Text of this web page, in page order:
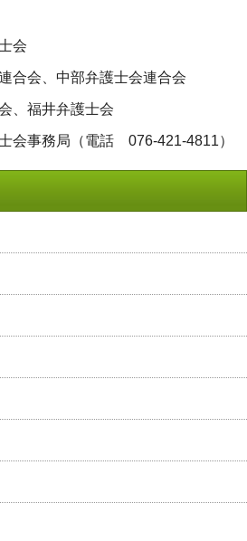
会
合会、中部弁護士会連合会
、福井弁護士会
会事務局（電話 076-421-4811）